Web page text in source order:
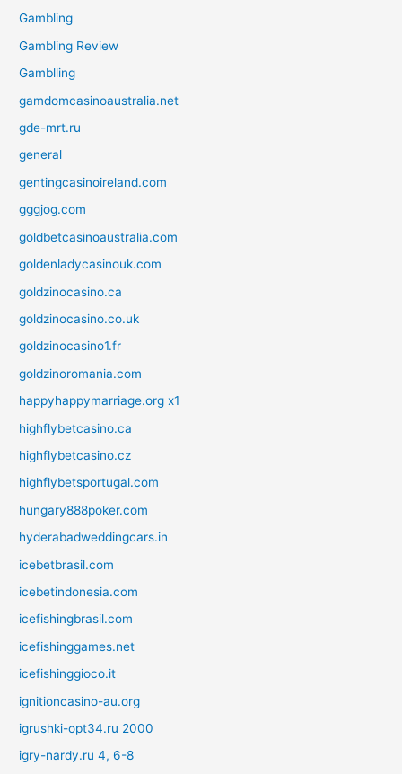
Gambling
Gambling Review
Gamblling
gamdomcasinoaustralia.net
gde-mrt.ru
general
gentingcasinoireland.com
gggjog.com
goldbetcasinoaustralia.com
goldenladycasinouk.com
goldzinocasino.ca
goldzinocasino.co.uk
goldzinocasino1.fr
goldzinoromania.com
happyhappymarriage.org x1
highflybetcasino.ca
highflybetcasino.cz
highflybetsportugal.com
hungary888poker.com
hyderabadweddingcars.in
icebetbrasil.com
icebetindonesia.com
icefishingbrasil.com
icefishinggames.net
icefishinggioco.it
ignitioncasino-au.org
igrushki-opt34.ru 2000
igry-nardy.ru 4, 6-8